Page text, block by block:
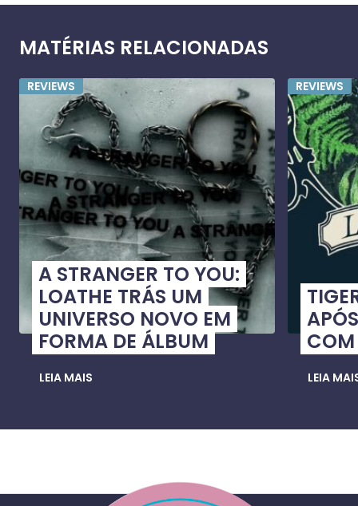
MATÉRIAS RELACIONADAS
REVIEWS
A STRANGER TO YOU:
LOATHE TRÁS UM
UNIVERSO NOVO EM
FORMA DE ÁLBUM
LEIA MAIS
REVIEWS
COM
LEIA